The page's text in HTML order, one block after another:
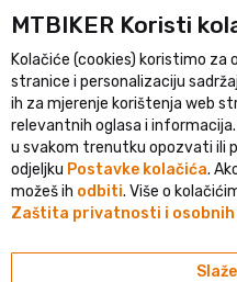
portal u srednjoj Europi
HR
Pretraživanje
homenavigate_nextOutdoornavigate_next Odjećanavigate_nextJakne
Craft
Craft PRO Nordic
MTBIKER Koristi
Kolačiće (cookies) koristimo
stranice i personalizaciju
ih za mjerenje korištenja web
relevantnih oglasa i
u svakom trenutku opozvati ili
odjeljku Postavke kolačića.
možeš ih odbiti. Više o
Zaštita privatnosti i